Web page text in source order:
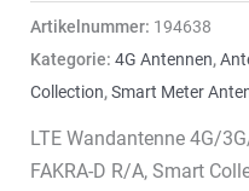
Artikelnummer: 194638
Kategorie: 4G Antennen,
Collection,Smart Meter
LTE Wandantenne 4G/
FAKRA-D R/A, Smart